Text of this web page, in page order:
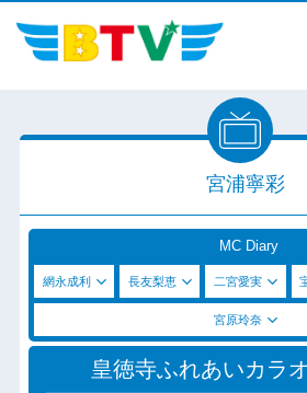
宮浦寧彩
MC Diary
網永成利 長友梨恵 二宮愛実
宮原玲奈
皇徳寺ふれあいカラ